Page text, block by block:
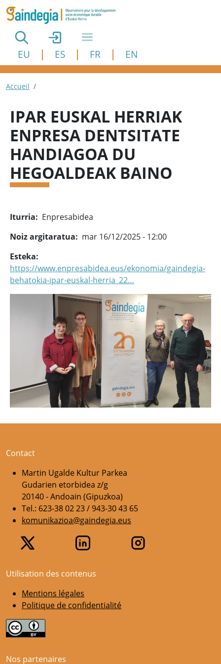
Aller au contenu principal
EU ES FR EN
Fil d'Ariane
Accueil
IPAR EUSKAL HERRIAK
ENPRESA DENTSITATE
HANDIAGOA DU
HEGOALDEAK BAINO
Iturria
Enpresabidea
Noiz argitaratua
mar 16/12/2025 - 12:00
Esteka
https://www.enpresabidea.eus/ekonomia/gaindegia-
behatokia-ipar-euskal-herria_22…
Contact
Martin Ugalde Kultur Parkea
Gudarien etorbidea z/g
20140 - Andoain (Gipuzkoa)
Tel.: 623-38 02 23 / 943-30 43 65
komunikazioa@gaindegia.eus
Utilisation des contenus
Mentions légales
Politique de confidentialité
Nos partenaires